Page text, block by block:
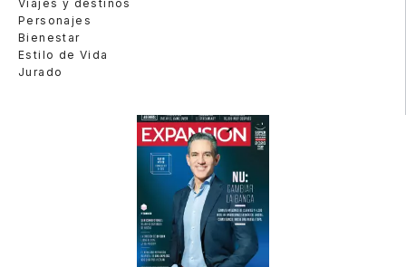
Viajes y destinos
Personajes
Bienestar
Estilo de Vida
Jurado